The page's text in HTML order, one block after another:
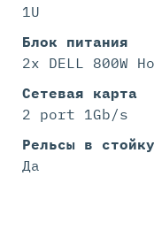
1U
Блок питания
2x DELL 800W
Сетевая карта
2 port 1Gb/s
Рельсы в стойку
Да